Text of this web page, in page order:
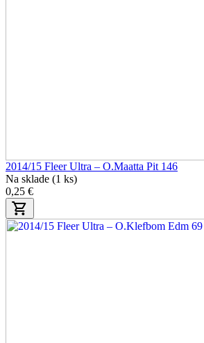
2014/15 Fleer Ultra – O.Maatta Pit 146
Na sklade (1 ks)
0,25 €